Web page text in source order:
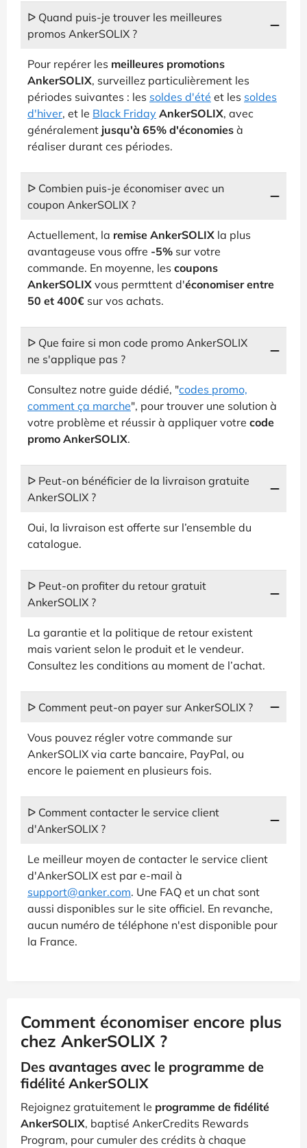
ᐅ Quand puis-je trouver les meilleures
promos AnkerSOLIX ?
Pour repérer les meilleures promotions
AnkerSOLIX, surveillez particulièrement les
périodes suivantes : les soldes d'été et les soldes
d'hiver, et le Black Friday AnkerSOLIX, avec
généralement jusqu'à 65% d'économies à
réaliser durant ces périodes.
ᐅ Combien puis-je économiser avec un
coupon AnkerSOLIX ?
Actuellement, la remise AnkerSOLIX la plus
avantageuse vous offre -5% sur votre
commande. En moyenne, les coupons
AnkerSOLIX vous permttent d'économiser entre
50 et 400€ sur vos achats.
ᐅ Que faire si mon code promo AnkerSOLIX
ne s'applique pas ?
Consultez notre guide dédié, "codes promo,
comment ça marche", pour trouver une solution à
votre problème et réussir à appliquer votre code
promo AnkerSOLIX.
ᐅ Peut-on bénéficier de la livraison gratuite
AnkerSOLIX ?
Oui, la livraison est offerte sur l’ensemble du
catalogue.
ᐅ Peut-on profiter du retour gratuit
AnkerSOLIX ?
La garantie et la politique de retour existent
mais varient selon le produit et le vendeur.
Consultez les conditions au moment de l’achat.
ᐅ Comment peut-on payer sur AnkerSOLIX ?
Vous pouvez régler votre commande sur
AnkerSOLIX via carte bancaire, PayPal, ou
encore le paiement en plusieurs fois.
ᐅ Comment contacter le service client
d'AnkerSOLIX ?
Le meilleur moyen de contacter le service client
d'AnkerSOLIX est par e-mail à
support@anker.com. Une FAQ et un chat sont
aussi disponibles sur le site officiel. En revanche,
aucun numéro de téléphone n'est disponible pour
la France.
Comment économiser encore plus
chez AnkerSOLIX ?
Des avantages avec le programme de
fidélité AnkerSOLIX
Rejoignez gratuitement le programme de fidélité
AnkerSOLIX, baptisé AnkerCredits Rewards
Program, pour cumuler des crédits à chaque